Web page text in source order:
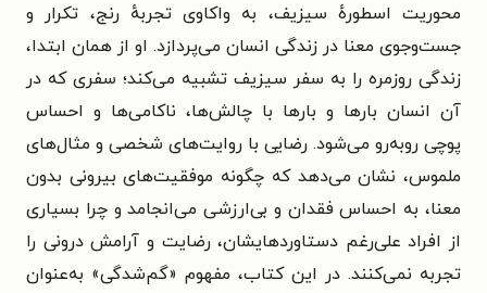
محوریت اسطورهٔ سیزیف، به واکاوی تجربهٔ رنج، تکرار و
جست‌وجوی معنا در زندگی انسان می‌پردازد. او از همان ابتدا،
زندگی روزمره را به سفر سیزیف تشبیه می‌کند؛ سفری که در
آن انسان بارها و بارها با چالش‌ها، ناکامی‌ها و احساس
پوچی روبه‌رو می‌شود. رضایی با روایت‌های شخصی و مثال‌های
ملموس، نشان می‌دهد که چگونه موفقیت‌های بیرونی بدون
معنا، به احساس فقدان و بی‌ارزشی می‌انجامد و چرا بسیاری
از افراد علی‌رغم دستاوردهایشان، رضایت و آرامش درونی را
تجربه نمی‌کنند. در این کتاب، مفهوم «گم‌شدگی» به‌عنوان